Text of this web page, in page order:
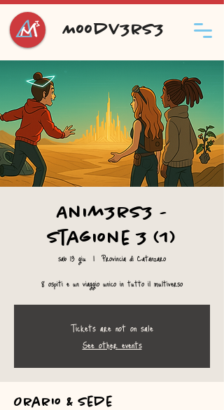
Moodv3rs3
Anim3rs3 -
Stagione 3 (1)
sab 13 giu
  |
Provincia di Catanzaro
8 ospiti e un viaggio unico in tutto il multiverso
Tickets are not on sale
See other events
Orario & Sede